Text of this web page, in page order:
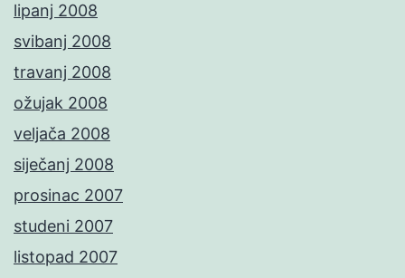
lipanj 2008
svibanj 2008
travanj 2008
ožujak 2008
veljača 2008
siječanj 2008
prosinac 2007
studeni 2007
listopad 2007